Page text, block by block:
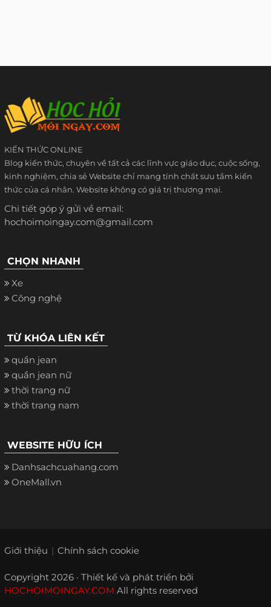
KIẾN THỨC ONLINE
Blog kiến thức, chuyên về tất cả các lĩnh vực giáo dục, cuộc sống,
kinh nghiệm, chia sẻ Website chỉ mang tính chất sưu tầm kiến
thức của cá nhân. Website không có giá trị thương mại.
Chi tiết góp ý gửi về email:
hochoimoingay.com@gmail.com
CHỌN NHANH
Xe
Công nghệ
TỪ KHÓA LIÊN KẾT
quần jean
quần jean nữ
thời trang nữ
thời trang nam
WEBSITE HỮU ÍCH
Danhsachcuahang.com
OneMall.vn
Giới thiệu Chính sách cookie
Copyright 2026 · Thiết kế và phát triển bởi
HOCHOIMOINGAY.COM All rights reserved